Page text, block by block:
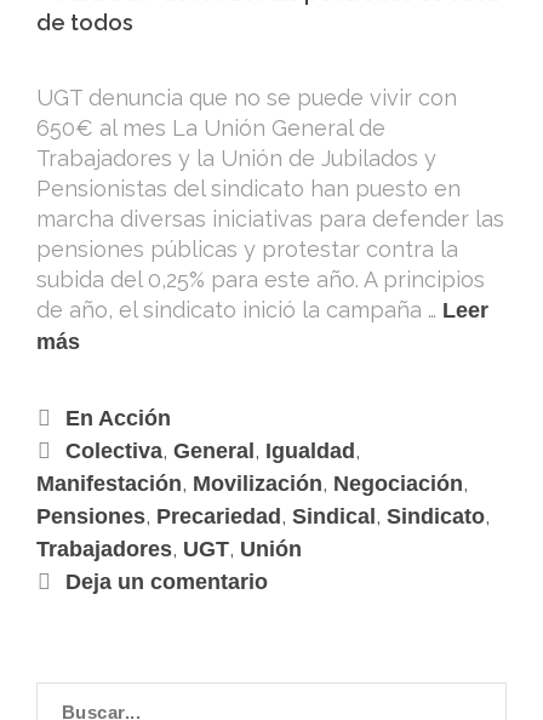
UGT denuncia que no se puede vivir con
650€ al mes La Unión General de
Trabajadores y la Unión de Jubilados y
Pensionistas del sindicato han puesto en
marcha diversas iniciativas para defender las
pensiones públicas y protestar contra la
subida del 0,25% para este año. A principios
de año, el sindicato inició la campaña … Leer
más
En Acción
Colectiva, General , Igualdad ,
Manifestación, Movilización, Negociación,
Pensiones, Precariedad , Sindical , Sindicato,
Trabajadores, UGT, Unión
Deja un comentario